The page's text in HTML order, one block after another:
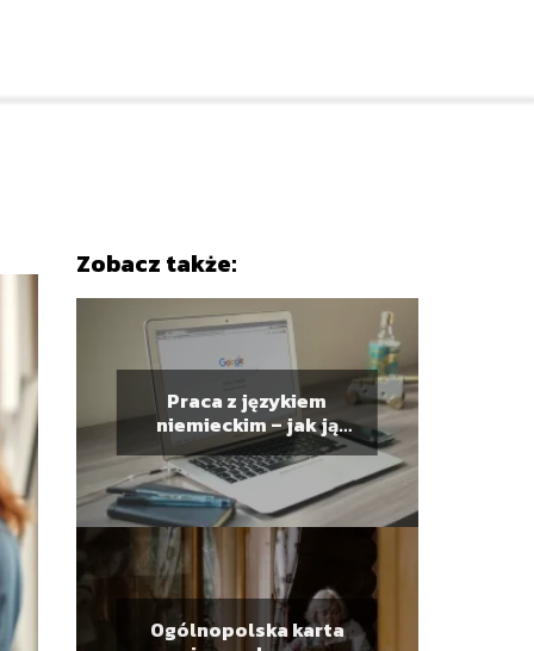
Zobacz także:
Praca z językiem
niemieckim – jak ją
znaleźć?
Ogólnopolska karta